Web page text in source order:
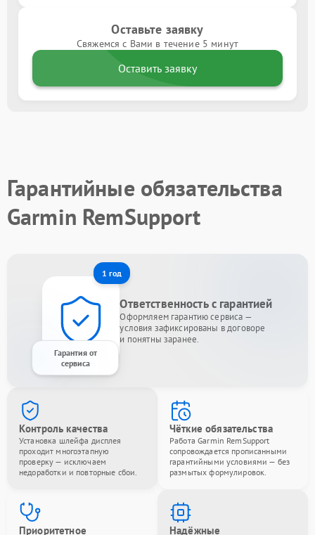
Оставьте заявку
Свяжемся с Вами в течение 5 минут
Оставить заявку
Гарантийные обязательства
Garmin RemSupport
1 год
Гарантия от
сервиса
Ответственность с гарантией
Оформляем гарантию сервиса —
условия зафиксированы в договоре
и понятны заранее.
Контроль качества
Установка шлейфа дисплея
проходит многоэтапную
проверку — исключаем
недоработки и повторные сбои.
Чёткие обязательства
Работа Garmin RemSupport
сопровождается прописанными
гарантийными условиями — без
размытых формулировок.
Приоритетное Надёжные